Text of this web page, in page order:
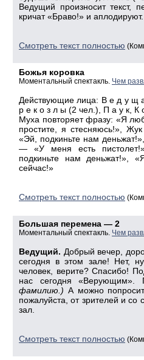
Ведущий произносит текст,
кричат «Браво!» и аплодируют.
Смотреть текст полностью
Божья коровка
Моментальный спектакль. Чем
Действующие лица: В е д у щ
р е к о з л ы (2 чел.), П а у к,
Муха повторяет фразу: «Я
простите, я стесняюсь!»,
«Эй, подкиньте нам
— «У меня есть
подкиньте нам деньжат!»,
сейчас!»
Смотреть текст полностью
Большая перемена — 2
Моментальный спектакль. Чем
Ведущий. Добрый вечер,
сегодня в этом зале! Нет,
человек, верите? Спасибо!
нас сегодня «Верующим».
фамилию.) А можно
пожалуйста, от зрителей и со
зал.
Смотреть текст полностью